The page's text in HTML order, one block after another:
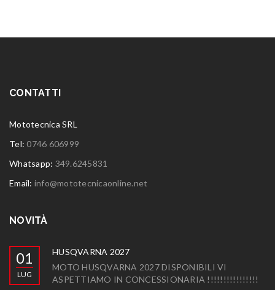
CONTATTI
Mototecnica SRL
Tel:0746 606999
Whatsapp: 349.6245831
Email: info@mototecnicaonline.net
NOVITÀ
01
LUG
HUSQVARNA 2027
MOTO HUSQVARNA 2027 DISPONIBILI VI
ASPETTIAMO IN CONCESSIONARIA !!!!!!!!!!!!!!!!